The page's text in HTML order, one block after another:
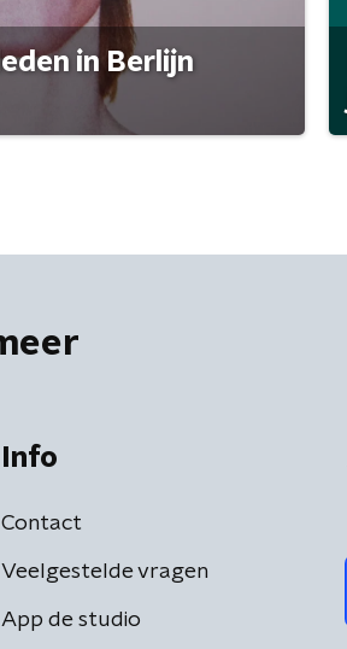
in Berlijn
Info
Contact
Veelgestelde vragen
App de studio